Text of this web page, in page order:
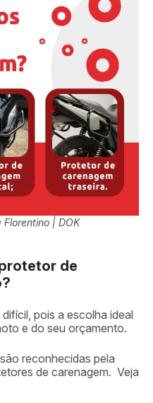
| DOK
de
pois a escolha ideal
e do seu orçamento.
reconhecidas pela
de carenagem. Veja